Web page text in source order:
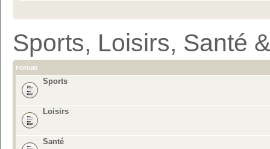
Sports, Loisirs, Santé
FORUM
Sports
Loisirs
Santé